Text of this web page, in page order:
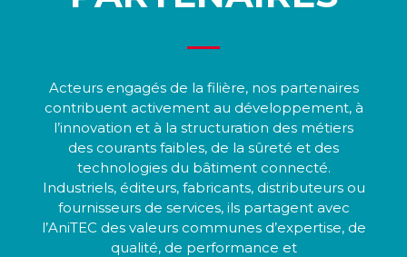
Acteurs engagés de la filière, nos partenaires
contribuent activement au développement, à
l’innovation et à la structuration des métiers
des courants faibles, de la sûreté et des
technologies du bâtiment connecté.
Industriels, éditeurs, fabricants, distributeurs ou
fournisseurs de services, ils partagent avec
l’AniTEC des valeurs communes d’expertise, de
qualité, de performance et